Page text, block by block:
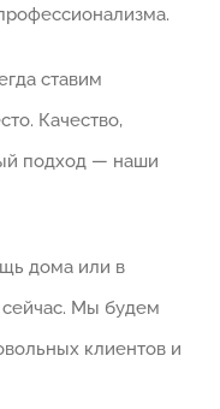
ставим
Качество,
подход — наши
дома или в
Мы будем
клиентов и